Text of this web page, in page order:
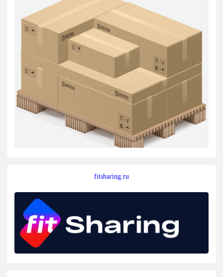
fitsharing.ru